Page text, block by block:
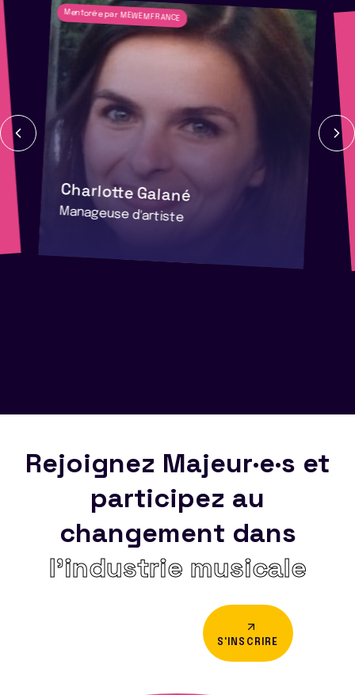
Mentoré·e par MEWEMFRANCE
Charlotte Galané
Manageuse d'artiste
Rejoignez Majeur·e·s et
participez au
changement dans
l’industrie musicale
S'INSCRIRE